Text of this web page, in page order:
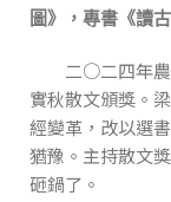
圖》，專書《讀
二○二四年農
實秋散文頒獎。
經變革，改以選
猶豫。主持散文
砸鍋了。